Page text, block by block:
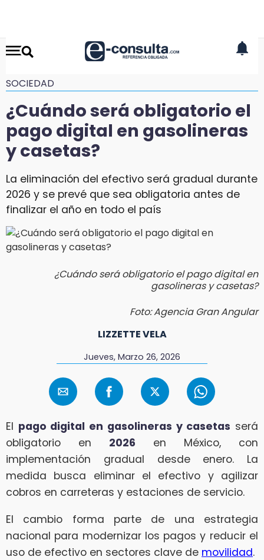
SOCIEDAD
¿Cuándo será obligatorio el
pago digital en gasolineras
y casetas?
La eliminación del efectivo será gradual durante
2026 y se prevé que sea obligatoria antes de
finalizar el año en todo el país
¿Cuándo será obligatorio el pago digital en
gasolineras y casetas?
Foto: Agencia Gran Angular
LIZZETTE VELA
Jueves, Marzo 26, 2026
El pago digital en gasolineras y casetas será
obligatorio en 2026 en México, con
implementación gradual desde enero. La
medida busca eliminar el efectivo y agilizar
cobros en carreteras y estaciones de servicio.
El cambio forma parte de una estrategia
nacional para modernizar los pagos y reducir el
uso de efectivo en sectores clave de movilidad.